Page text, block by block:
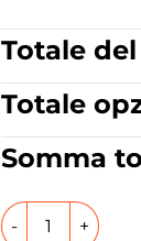
Totale
Totale
Somma
Miscelatore